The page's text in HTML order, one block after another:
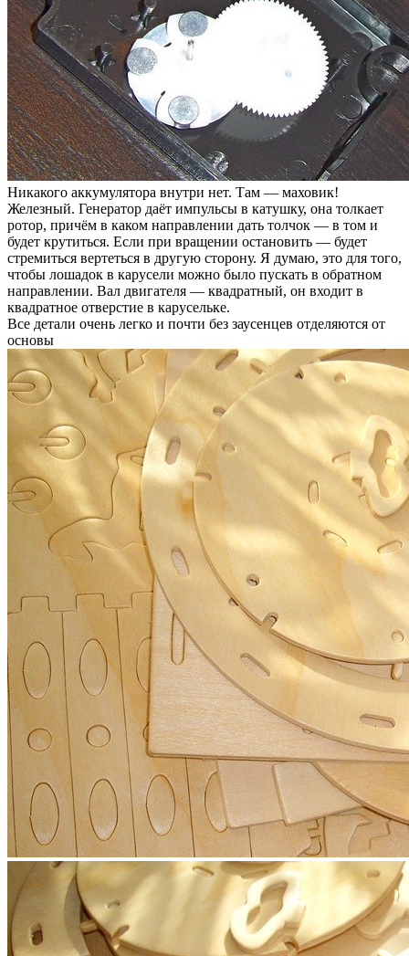
Никакого аккумулятора внутри нет. Там — маховик!
Железный. Генератор даёт импульсы в катушку, она толкает
ротор, причём в каком направлении дать толчок — в том и
будет крутиться. Если при вращении остановить — будет
стремиться вертеться в другую сторону. Я думаю, это для того,
чтобы лошадок в карусели можно было пускать в обратном
направлении. Вал двигателя — квадратный, он входит в
квадратное отверстие в карусельке.
Все детали очень легко и почти без заусенцев отделяются от
основы